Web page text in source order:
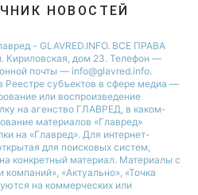
НОВОСТЕЙ
- GLAVRED.INFO. ВСЕ ПРАВА
дом 23. Телефон —
почты — info@glavred.info.
Реестре cубъектов в сфере медиа —
или воспроизведение
на агенство ГЛАВРЕД, в каком-
материалов «Главред»
на «Главред». Для интернет-
для поисковых систем,
конкретный материал. Материалы с
«Актуально», «Точка
на коммерческих или